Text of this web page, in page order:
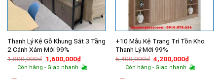
Thanh Lý Kệ Gỗ Khung Sắt 3 Tầng
2 Cánh Xám Mới 99%
1,800,000₫ Giá
gốc
là:
1,600,000₫Giá
hiện
tại
Còn hàng - Giao nhanh
+10 Mẫu Kệ Trang Trí Tồn Kho
Thanh Lý Mới 99%
5,400,000₫ Giá
gốc
là:
4,200,000₫Giá
hiện
tại
Còn hàng - Giao nhanh